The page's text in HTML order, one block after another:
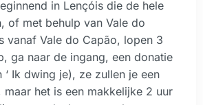
in Lençóis die de hele
of met behulp van Vale do
vanaf Vale do Capão, lopen 3
ga naar de ingang, een donatie
‘ Ik dwing je), ze zullen je een
maar het is een makkelijke 2 uur